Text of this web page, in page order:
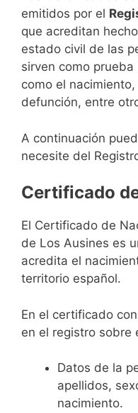
emitidos por el
que acreditan
estado civil de las
sirven como
como el
defunción, entre
A continuación
necesite del
Certificado
El Certificado de
de Los Ausines es
acredita el
territorio español.
En el certificado
en el registro sobre
Datos de la
apellidos,
nacimiento.